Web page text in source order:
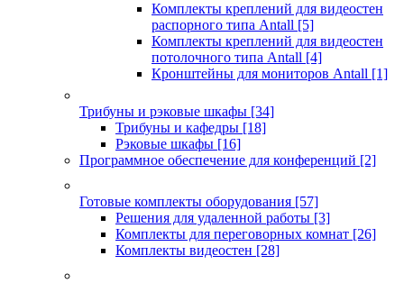
Комплекты креплений для видеостен
распорного типа Antall [5]
Комплекты креплений для видеостен
потолочного типа Antall [4]
Кронштейны для мониторов Antall [1]
Трибуны и рэковые шкафы [34]
Трибуны и кафедры [18]
Рэковые шкафы [16]
Программное обеспечение для конференций [2]
Готовые комплекты оборудования [57]
Решения для удаленной работы [3]
Комплекты для переговорных комнат [26]
Комплекты видеостен [28]